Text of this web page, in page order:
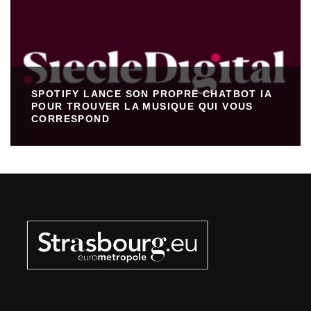
SPOTIFY LANCE SON PROPRE CHATBOT IA
POUR TROUVER LA MUSIQUE QUI VOUS
CORRESPOND